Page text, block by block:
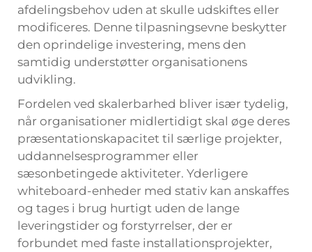
afdelingsbehov uden at skulle udskiftes eller
modificeres. Denne tilpasningsevne beskytter
den oprindelige investering, mens den
samtidig understøtter organisationens
udvikling.
Fordelen ved skalerbarhed bliver især tydelig,
når organisationer midlertidigt skal øge deres
præsentationskapacitet til særlige projekter,
uddannelsesprogrammer eller
sæsonbetingede aktiviteter. Yderligere
whiteboard-enheder med stativ kan anskaffes
og tages i brug hurtigt uden de lange
leveringstider og forstyrrelser, der er
forbundet med faste installationsprojekter,